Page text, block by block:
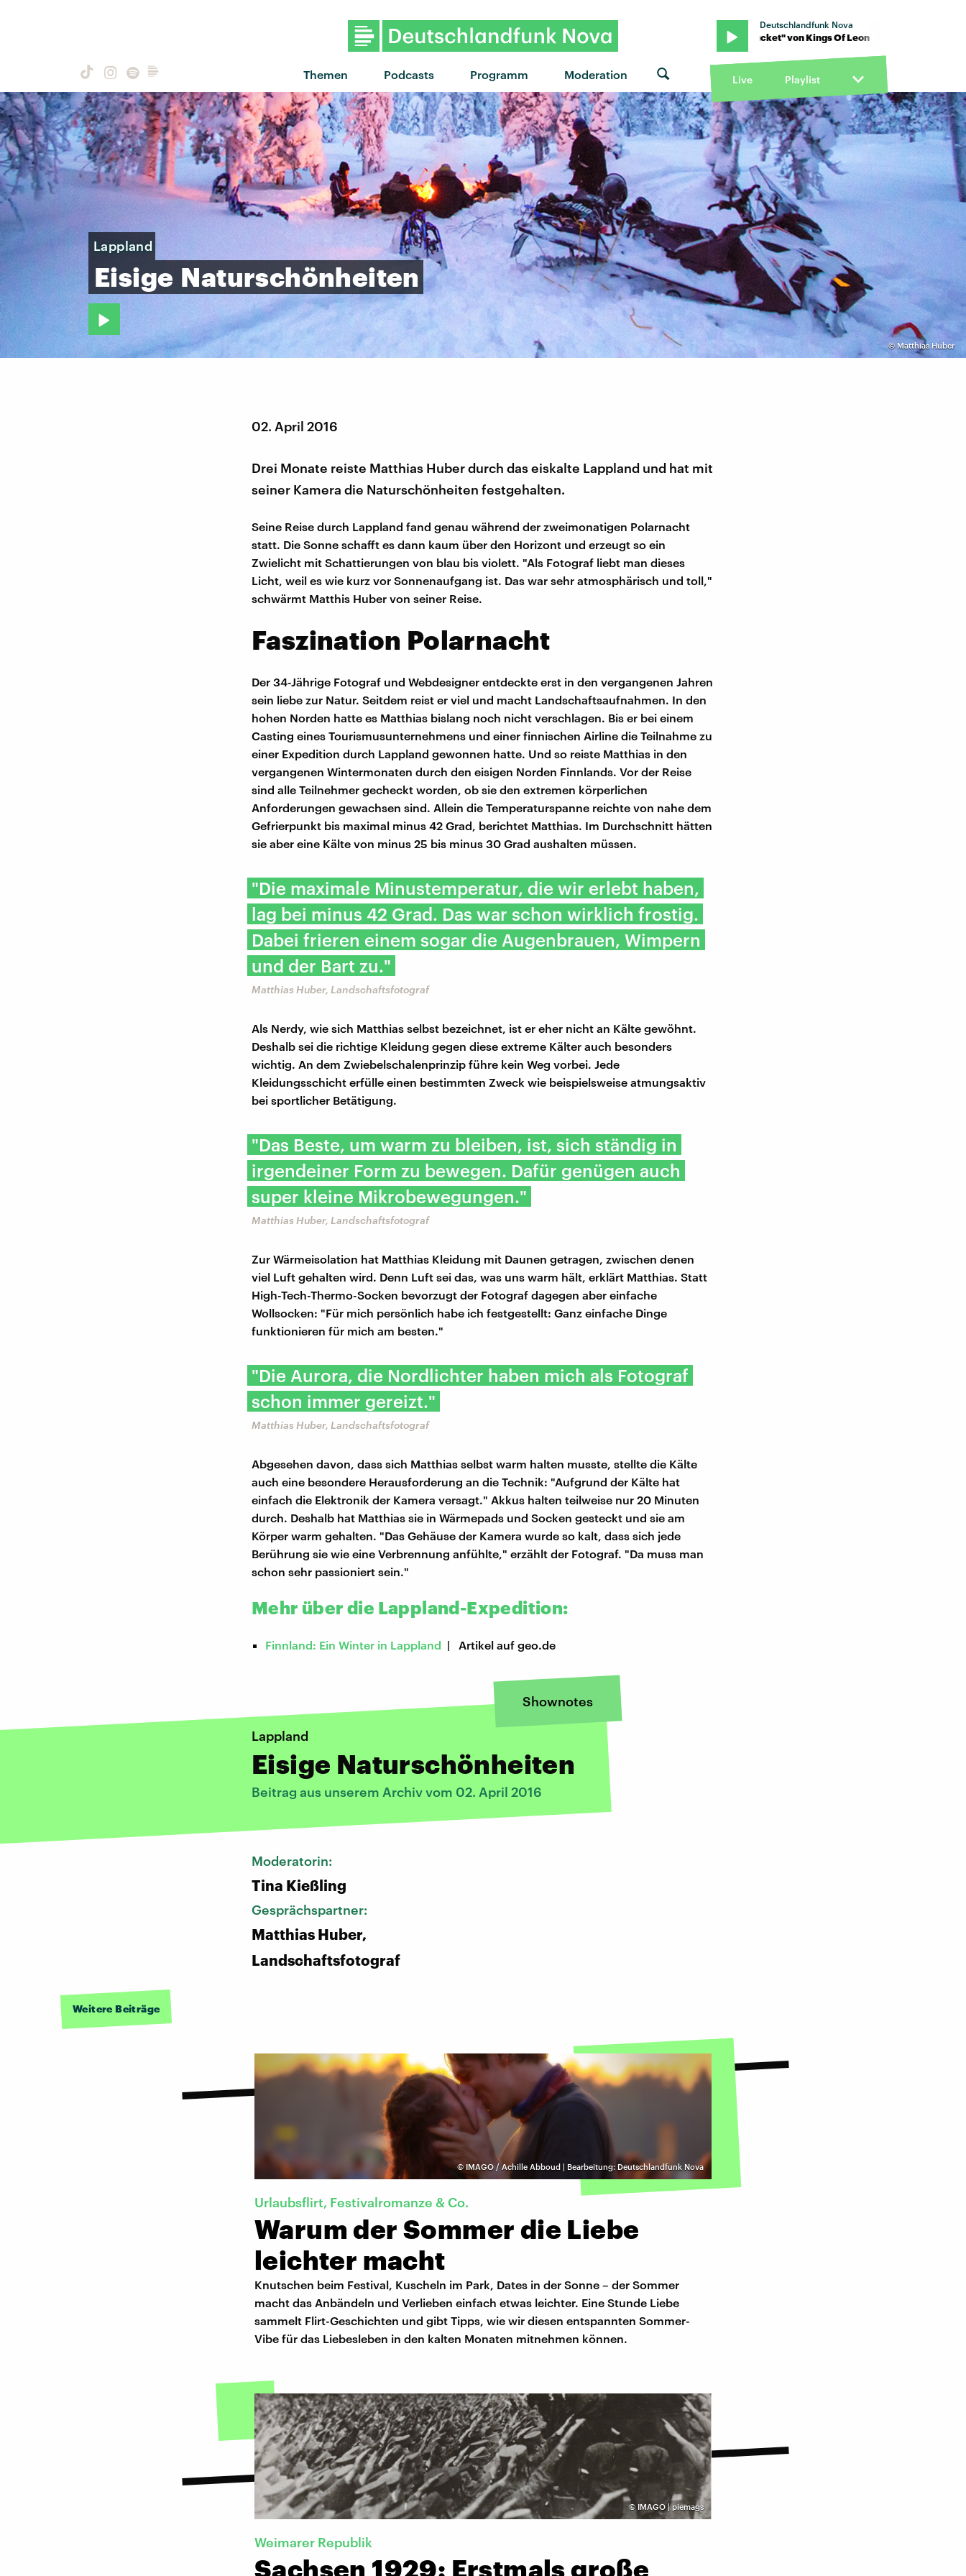
Themen Podcasts Programm Moderation
Deutschlandfunk Nova
"The bucket" von Kings Of Leon · "The bucket" von Kings Of Leon · "The bucket" von Kings Of Leon
Live Playlist
© Matthias Huber
Lappland
Eisige Naturschönheiten
02. April 2016
Drei Monate reiste Matthias Huber durch das eiskalte Lappland und hat mit
seiner Kamera die Naturschönheiten festgehalten.
Seine Reise durch Lappland fand genau während der zweimonatigen Polarnacht
statt. Die Sonne schafft es dann kaum über den Horizont und erzeugt so ein
Zwielicht mit Schattierungen von blau bis violett. "Als Fotograf liebt man dieses
Licht, weil es wie kurz vor Sonnenaufgang ist. Das war sehr atmosphärisch und toll,"
schwärmt Matthis Huber von seiner Reise.
Faszination Polarnacht
Der 34-Jährige Fotograf und Webdesigner entdeckte erst in den vergangenen Jahren
sein liebe zur Natur. Seitdem reist er viel und macht Landschaftsaufnahmen. In den
hohen Norden hatte es Matthias bislang noch nicht verschlagen. Bis er bei einem
Casting eines Tourismusunternehmens und einer finnischen Airline die Teilnahme zu
einer Expedition durch Lappland gewonnen hatte. Und so reiste Matthias in den
vergangenen Wintermonaten durch den eisigen Norden Finnlands. Vor der Reise
sind alle Teilnehmer gecheckt worden, ob sie den extremen körperlichen
Anforderungen gewachsen sind. Allein die Temperaturspanne reichte von nahe dem
Gefrierpunkt bis maximal minus 42 Grad, berichtet Matthias. Im Durchschnitt hätten
sie aber eine Kälte von minus 25 bis minus 30 Grad aushalten müssen.
"Die maximale Minustemperatur, die wir erlebt haben,
lag bei minus 42 Grad. Das war schon wirklich frostig.
Dabei frieren einem sogar die Augenbrauen, Wimpern
und der Bart zu."
Matthias Huber, Landschaftsfotograf
Als Nerdy, wie sich Matthias selbst bezeichnet, ist er eher nicht an Kälte gewöhnt.
Deshalb sei die richtige Kleidung gegen diese extreme Kälter auch besonders
wichtig. An dem Zwiebelschalenprinzip führe kein Weg vorbei. Jede
Kleidungsschicht erfülle einen bestimmten Zweck wie beispielsweise atmungsaktiv
bei sportlicher Betätigung.
"Das Beste, um warm zu bleiben, ist, sich ständig in
irgendeiner Form zu bewegen. Dafür genügen auch
super kleine Mikrobewegungen."
Matthias Huber, Landschaftsfotograf
Zur Wärmeisolation hat Matthias Kleidung mit Daunen getragen, zwischen denen
viel Luft gehalten wird. Denn Luft sei das, was uns warm hält, erklärt Matthias. Statt
High-Tech-Thermo-Socken bevorzugt der Fotograf dagegen aber einfache
Wollsocken: "Für mich persönlich habe ich festgestellt: Ganz einfache Dinge
funktionieren für mich am besten."
"Die Aurora, die Nordlichter haben mich als Fotograf
schon immer gereizt."
Matthias Huber, Landschaftsfotograf
Abgesehen davon, dass sich Matthias selbst warm halten musste, stellte die Kälte
auch eine besondere Herausforderung an die Technik: "Aufgrund der Kälte hat
einfach die Elektronik der Kamera versagt." Akkus halten teilweise nur 20 Minuten
durch. Deshalb hat Matthias sie in Wärmepads und Socken gesteckt und sie am
Körper warm gehalten. "Das Gehäuse der Kamera wurde so kalt, dass sich jede
Berührung sie wie eine Verbrennung anfühlte," erzählt der Fotograf. "Da muss man
schon sehr passioniert sein."
Mehr über die Lappland-Expedition:
Finnland: Ein Winter in Lappland | Artikel auf geo.de
Shownotes
Lappland
Eisige Naturschönheiten
Beitrag aus unserem Archiv vom 02. April 2016
Moderatorin:
Tina Kießling
Gesprächspartner:
Matthias Huber,
Landschaftsfotograf
Weitere Beiträge
©IMAGO / Achille Abboud | Bearbeitung: Deutschlandfunk Nova
Urlaubsflirt, Festivalromanze & Co.
Warum der Sommer die Liebe
leichter macht
Knutschen beim Festival, Kuscheln im Park, Dates in der Sonne – der Sommer
macht das Anbändeln und Verlieben einfach etwas leichter. Eine Stunde Liebe
sammelt Flirt-Geschichten und gibt Tipps, wie wir diesen entspannten Sommer-
Vibe für das Liebesleben in den kalten Monaten mitnehmen können.
© IMAGO | piemags
Weimarer Republik
Sachsen 1929: Erstmals große